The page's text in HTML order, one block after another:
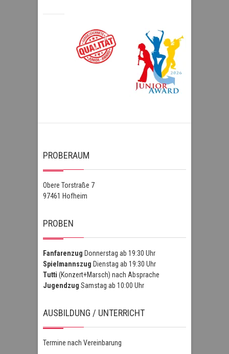
PROBERAUM
Obere Torstraße 7
97461 Hofheim
PROBEN
Fanfarenzug Donnerstag ab 19:30 Uhr
Spielmannszug Dienstag ab 19:30 Uhr
Tutti (Konzert+Marsch) nach Absprache
Jugendzug Samstag ab 10:00 Uhr
AUSBILDUNG / UNTERRICHT
Termine nach Vereinbarung